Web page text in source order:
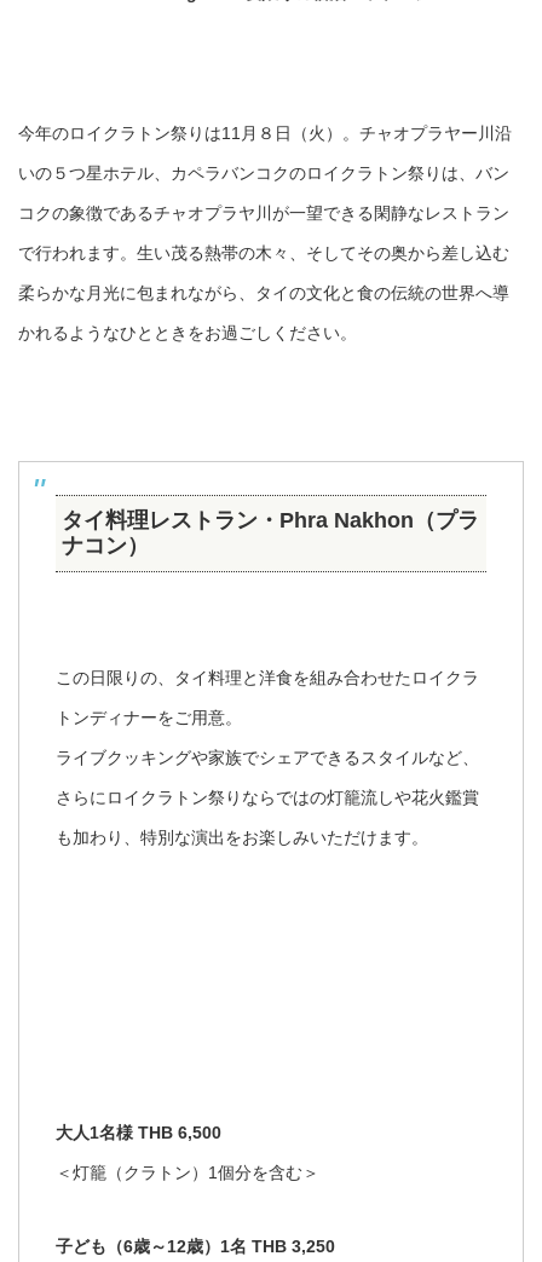
今年のロイクラトン祭りは11月８日（火）。チャオプラヤー川沿
いの５つ星ホテル、カペラバンコクのロイクラトン祭りは、バン
コクの象徴であるチャオプラヤ川が一望できる閑静なレストラン
で行われます。生い茂る熱帯の木々、そしてその奥から差し込む
柔らかな月光に包まれながら、タイの文化と食の伝統の世界へ導
かれるようなひとときをお過ごしください。
タイ料理レストラン・Phra Nakhon（プラ
ナコン）
この日限りの、タイ料理と洋食を組み合わせたロイクラ
トンディナーをご用意。
ライブクッキングや家族でシェアできるスタイルなど、
さらにロイクラトン祭りならではの灯籠流しや花火鑑賞
も加わり、特別な演出をお楽しみいただけます。
大人1名様 THB 6,500
＜灯籠（クラトン）1個分を含む＞
子ども（6歳～12歳）1名 THB 3,250